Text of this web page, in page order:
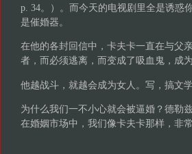
p. 34。）。而今天的电视剧里全是诱惑
是催婚器。
在他的各封回信中，卡夫卡一直在与父
者，而必须逃离，而变成了吸血鬼，成
他越战斗，就越会成为女人。写，搞文
为什么我们一不小心就会被逼婚？德勒
在婚姻市场中，我们像卡夫卡那样，非